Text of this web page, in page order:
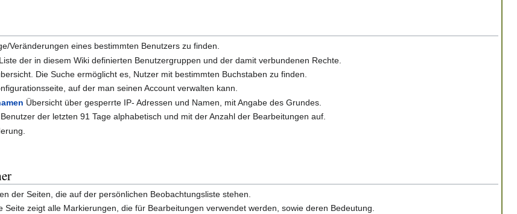
Veränderungen eines bestimmten Benutzers zu finden.
der in diesem Wiki definierten Benutzergruppen und der damit verbundenen Rechte.
Die Suche ermöglicht es, Nutzer mit bestimmten Buchstaben zu finden.
auf der man seinen Account verwalten kann.
Übersicht über gesperrte IP- Adressen und Namen, mit Angabe des Grundes.
der letzten 91 Tage alphabetisch und mit der Anzahl der Bearbeitungen auf.
der Seiten, die auf der persönlichen Beobachtungsliste stehen.
Seite zeigt alle Markierungen, die für Bearbeitungen verwendet werden, sowie deren Bedeutung.